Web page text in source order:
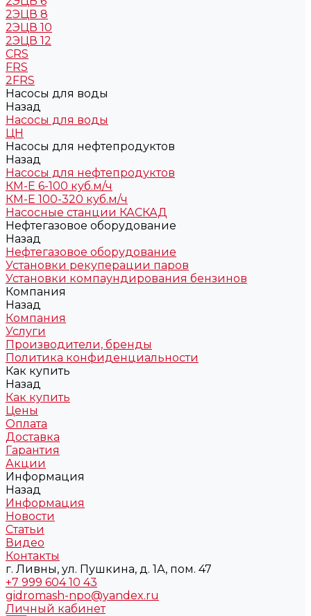
2ЭЦВ 8
2ЭЦВ 10
2ЭЦВ 12
CRS
FRS
2FRS
Насосы для воды
Назад
Насосы для воды
ЦН
Насосы для нефтепродуктов
Назад
Насосы для нефтепродуктов
КМ-Е 6-100 куб.м/ч
КМ-Е 100-320 куб.м/ч
Насосные станции КАСКАД
Нефтегазовое оборудование
Назад
Нефтегазовое оборудование
Установки рекуперации паров
Установки компаундирования бензинов
Компания
Назад
Компания
Услуги
Производители, бренды
Политика конфиденциальности
Как купить
Назад
Как купить
Цены
Оплата
Доставка
Гарантия
Акции
Информация
Назад
Информация
Новости
Статьи
Видео
Контакты
г. Ливны, ул. Пушкина, д. 1А, пом. 47
+7 999 604 10 43
gidromash-npo@yandex.ru
Личный кабинет